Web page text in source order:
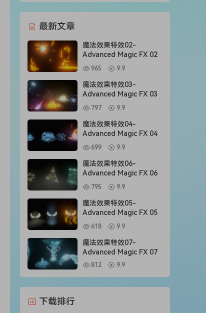
最新文章
魔法效果特效02-
Advanced Magic FX 02
965 9.9
魔法效果特效03-
Advanced Magic FX 03
797 9.9
魔法效果特效04-
Advanced Magic FX 04
699 9.9
魔法效果特效06-
Advanced Magic FX 06
795 9.9
魔法效果特效05-
Advanced Magic FX 05
618 9.9
魔法效果特效07-
Advanced Magic FX 07
812 9.9
下载排行